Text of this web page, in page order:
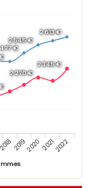
2 270 €
2 345 €
€
2 545 €
2 613 €
2018 20192020 20212022